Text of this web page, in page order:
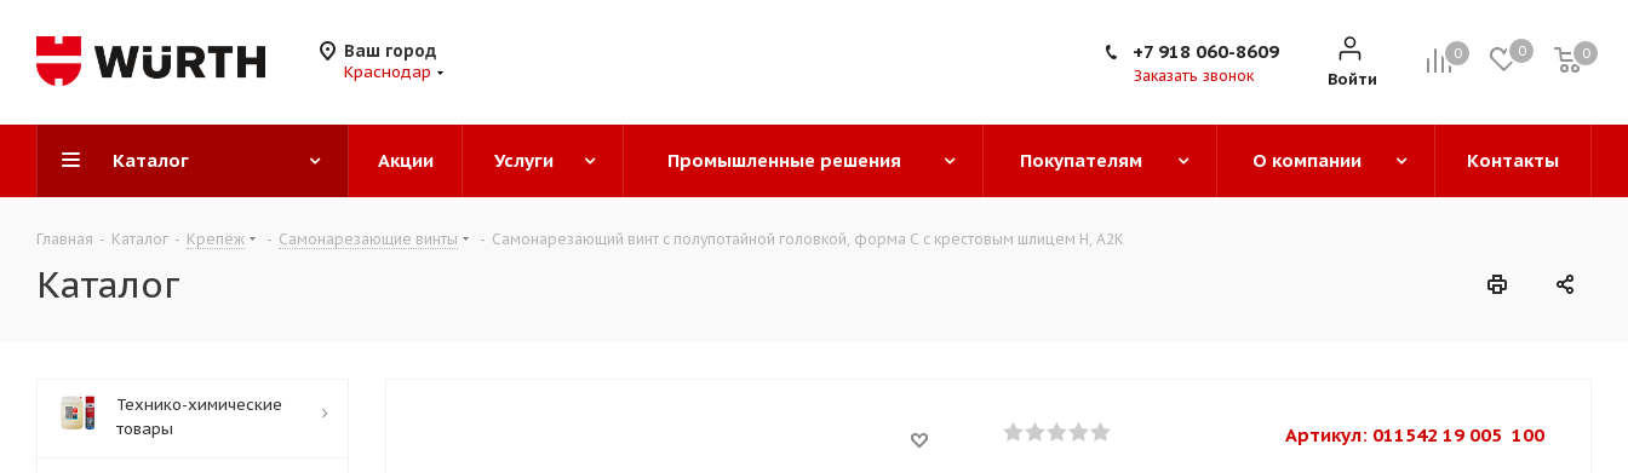
Ваш город
Краснодар
0 0 0
0
Войти
+7 918 060-8609
Заказать звонок
Каталог Акции Услуги Промышленные решения Покупателям О компании Контакты
Главная - Каталог - Крепёж - Самонарезающие винты - Самонарезающий винт с полупотайной головкой, форма C с крестовым шлицем H, A2K
Каталог
Артикул: 011542 19 005  100
Технико-химические
товары